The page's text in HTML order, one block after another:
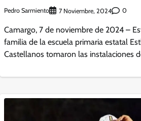
Pedro Sarmiento 7 Noviembre, 2024 0
Camargo, 7 de noviembre de 2024 –
familia de la escuela primaria estatal
Castellanos tomaron las instalaciones